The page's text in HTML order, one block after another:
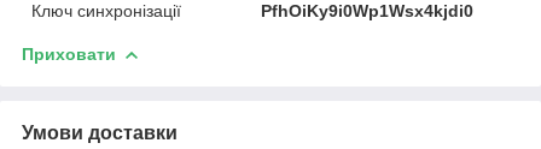
Ключ синхронізації
PfhOiKy9i0Wp1Wsx4kjdi0
Приховати
Умови доставки